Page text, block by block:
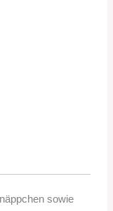
sowie